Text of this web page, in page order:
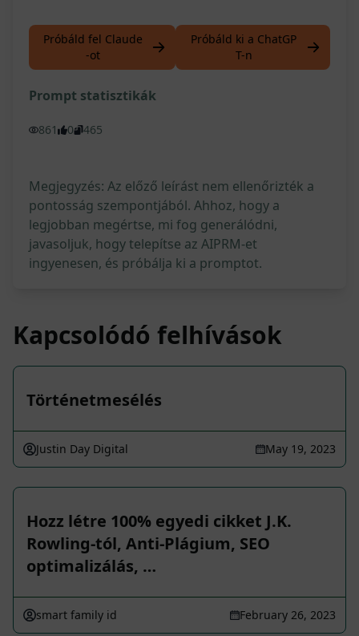
Próbáld fel Claude
-ot
Próbáld ki a ChatGP
T-n
Prompt statisztikák
861 0 465
Megjegyzés: Az előző leírást nem ellenőrizték a
pontosság szempontjából. Ahhoz, hogy a
legjobban megértse, mi fog generálódni,
javasoljuk, hogy telepítse az AIPRM-et
ingyenesen, és próbálja ki a promptot.
Kapcsolódó felhívások
Történetmesélés
Justin Day Digital May 19, 2023
Hozz létre 100% egyedi cikket J.K.
Rowling-tól, Anti-Plágium, SEO
optimalizálás, …
smart family id February 26, 2023